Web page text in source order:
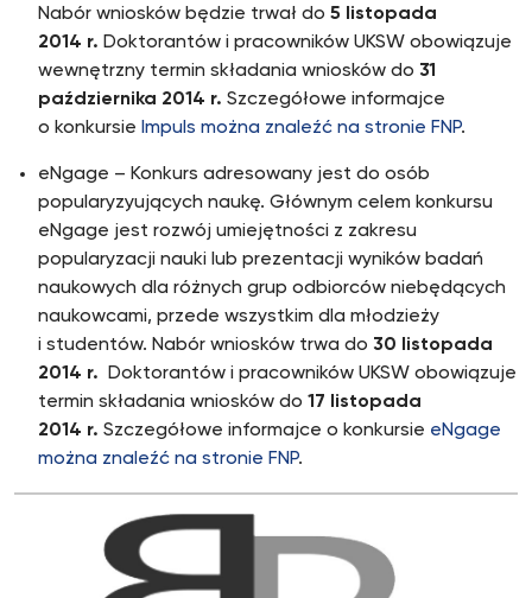
Nabór wniosków będzie trwał do 5 listopada
2014 r. Doktorantów i pracowników UKSW obowiązuje
wewnętrzny termin składania wniosków do 31
października 2014 r. Szczegółowe informajce
o konkursie Impuls można znaleźć na stronie FNP.
eNgage – Konkurs adresowany jest do osób
popularyzyujących naukę. Głównym celem konkursu
eNgage jest rozwój umiejętności z zakresu
popularyzacji nauki lub prezentacji wyników badań
naukowych dla różnych grup odbiorców niebędących
naukowcami, przede wszystkim dla młodzieży
i studentów. Nabór wniosków trwa do 30 listopada
2014 r.
Doktorantów i pracowników UKSW obowiązuje
termin składania wniosków do 17 listopada
2014 r. Szczegółowe informajce o konkursie eNgage
można znaleźć na stronie FNP.